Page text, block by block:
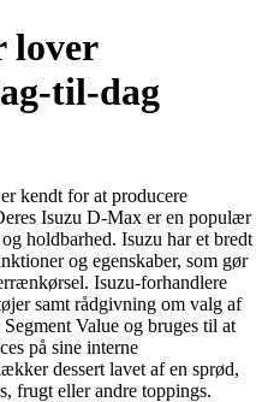
lover
til-dag
kendt for at producere
Isuzu D-Max er en populær
holdbarhed. Isuzu har et bredt
og egenskaber, som gør
Isuzu-forhandlere
samt rådgivning om valg af
Value og bruges til at
på sine interne
dessert lavet af en sprød,
frugt eller andre toppings.